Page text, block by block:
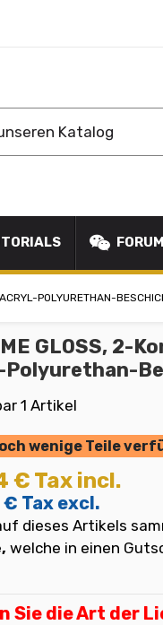
POLYURETHAN-
GLOSS, 2-
1 Artikel
wenige Teile
€ Tax incl.
€ Tax excl.
dieses Artikels
welche in einen
Sie die Art der